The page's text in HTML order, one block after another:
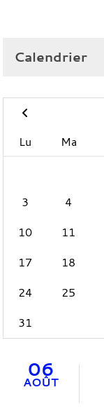
Calendrier
Lu
Ma
3
4
10
11
17
18
24
25
31
06
AOÛT